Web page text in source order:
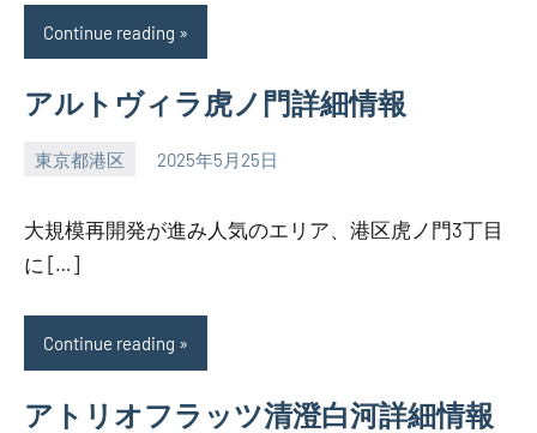
Continue reading
アルトヴィラ虎ノ門詳細情報
東京都港区 2025年5月25日
SEZIMO
大規模再開発が進み人気のエリア、港区虎ノ門3丁目
に […]
Continue reading
アトリオフラッツ清澄白河詳細情報